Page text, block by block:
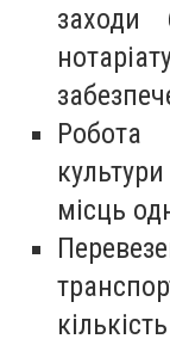
заходи
Робота
місць